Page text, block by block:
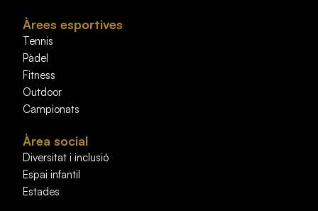
Àrees esportives
Tennis
Pàdel
Fitness
Outdoor
Campionats
Àrea social
Diversitat i inclusió
Espai infantil
Estades